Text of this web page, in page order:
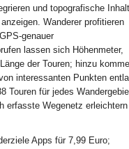
und topografische
Wanderer profitieren
genauer
lassen sich Höhenmeter,
der Touren; hinzu
interessanten Punkten
Touren für jedes
erfasste Wegenetz erleichtern
Apps für 7,99 Euro;